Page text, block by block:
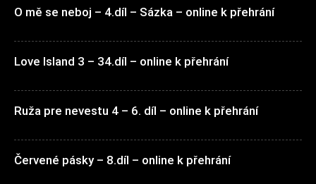
O mě se neboj – 4.díl – Sázka – online k přehrání
Love Island 3 – 34.díl – online k přehrání
Ruža pre nevestu 4 – 6. díl – online k přehrání
Červené pásky – 8.díl – online k přehrání